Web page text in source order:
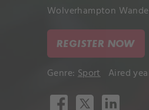
Wolverhampton
REGISTER NOW
Genre: Sport Aired